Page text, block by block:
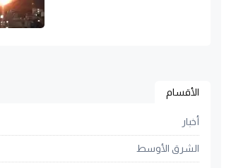
الأقسام
أخبار
الشرق الأوسط